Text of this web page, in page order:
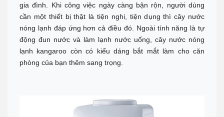
NHA TRANG
Địa chỉ: 1276 đường 2/4, P Vạn Thắng (cạnh cà phê Bách Viên) TP
Nha Trang
Tel:
0944 519 888
Chỉ đường
ĐÀ LẠT - LÂM ĐỒNG
TP.HCM Showrom Chính
gia đình. Khi công việc ngày càng bận rộn, người dùng
cần một thiết bị thật là tiện nghi, tiện dụng thì cây nước
nóng lạnh đáp ứng hơn cả điều đó. Ngoài tính năng là tự
động đun nước và làm lạnh nước uống, cây nước nóng
lạnh kangaroo còn có kiểu dáng bắt mắt làm cho căn
phòng của bạn thêm sang trọng.